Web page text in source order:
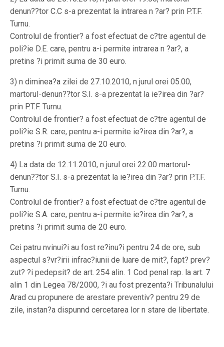
denun??tor C.C s-a prezentat la intrarea n ?ar? prin P.T.F.
Turnu.
Controlul de frontier? a fost efectuat de c?tre agentul de
poli?ie D.E. care, pentru a-i permite intrarea n ?ar?, a
pretins ?i primit suma de 30 euro.
3) n diminea?a zilei de 27.10.2010, n jurul orei 05.00,
martorul-denun??tor S.I. s-a prezentat la ie?irea din ?ar?
prin P.T.F. Turnu.
Controlul de frontier? a fost efectuat de c?tre agentul de
poli?ie S.R. care, pentru a-i permite ie?irea din ?ar?, a
pretins ?i primit suma de 20 euro.
4) La data de 12.11.2010, n jurul orei 22.00 martorul-
denun??tor S.I. s-a prezentat la ie?irea din ?ar? prin P.T.F.
Turnu.
Controlul de frontier? a fost efectuat de c?tre agentul de
poli?ie S.A. care, pentru a-i permite ie?irea din ?ar?, a
pretins ?i primit suma de 20 euro.
Cei patru nvinui?i au fost re?inu?i pentru 24 de ore, sub
aspectul s?vr?irii infrac?iunii de luare de mit?, fapt? prev?
zut? ?i pedepsit? de art. 254 alin. 1 Cod penal rap. la art. 7
alin 1 din Legea 78/2000, ?i au fost prezenta?i Tribunalului
Arad cu propunere de arestare preventiv? pentru 29 de
zile, instan?a dispunnd cercetarea lor n stare de libertate.